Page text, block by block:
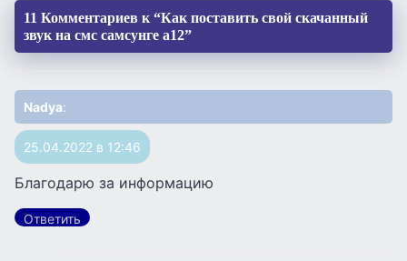
11 Комментариев к “Как поставить свой скачанный
звук на смс самсунге а12”
Nadya:
25.04.2022 в 12:46
Благодарю за информацию
Ответить